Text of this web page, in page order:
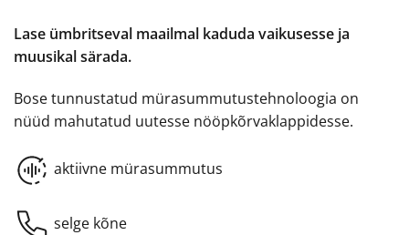
Lase ümbritseval maailmal kaduda vaikusesse ja
muusikal särada.
Bose tunnustatud mürasummutustehnoloogia on
nüüd mahutatud uutesse nööpkõrvaklappidesse.
aktiivne mürasummutus
selge kõne